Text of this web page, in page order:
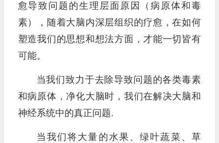
愈导致问题的生理层面原因（病原体和毒
素），随着大脑内深层组织的疗愈，在如何
塑造我们的思想和想法方面，才能一切皆有
可能。
当我们致力于去除导致问题的各类毒素
和病原体，净化大脑时，我们在解决大脑和
神经系统中的真正问题.
当我们将大量的水果、绿叶蔬菜、草